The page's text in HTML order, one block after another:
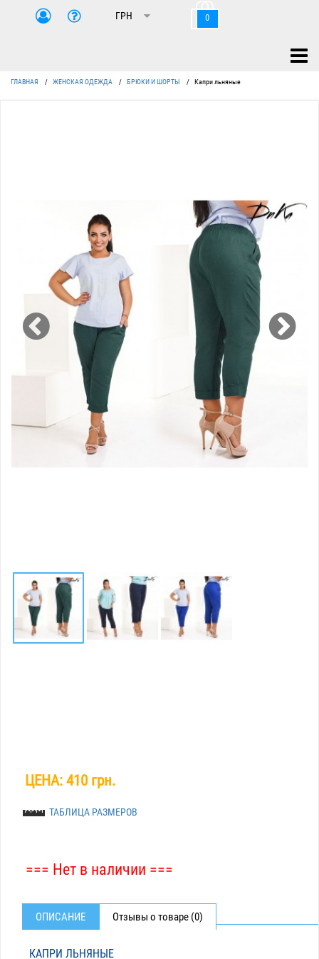
0
ГЛАВНАЯ / ЖЕНСКАЯ ОДЕЖДА / БРЮКИ И ШОРТЫ / Капри льняные
ЦЕНА: 410 грн.
ТАБЛИЦА РАЗМЕРОВ
=== Нет в наличии ===
ОПИСАНИЕ Отзывы о товаре (0)
КАПРИ ЛЬНЯНЫЕ